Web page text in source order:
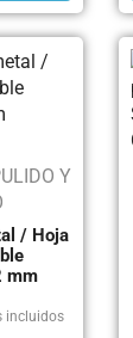
Y
/ Hoja
mm
incluidos